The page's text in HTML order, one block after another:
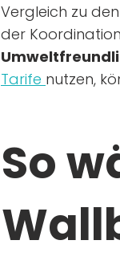
Vergleich zu
der
Tarife nutzen,
So